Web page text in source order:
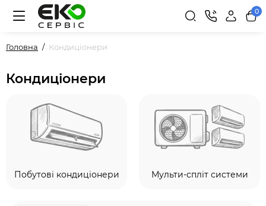
0
Головна Кондиціонери
Кондиціонери
Побутові кондиціонери Мульти-спліт системи